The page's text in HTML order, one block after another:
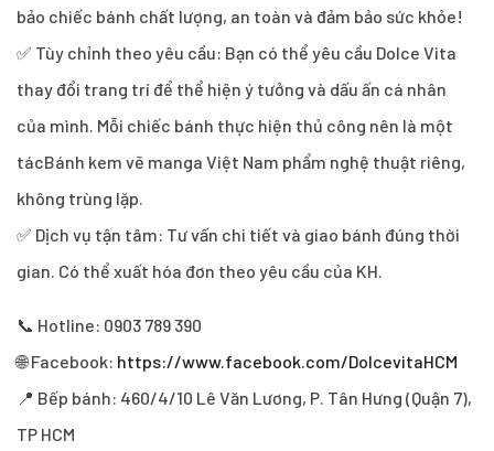
bảo chiếc bánh chất lượng, an toàn và đảm bảo sức khỏe!
✅ Tùy chỉnh theo yêu cầu: Bạn có thể yêu cầu Dolce Vita
thay đổi trang trí để thể hiện ý tưởng và dấu ấn cá nhân
của mình. Mỗi chiếc bánh thực hiện thủ công nên là một
tácBánh kem vẽ manga Việt Nam phẩm nghệ thuật riêng,
không trùng lặp.
✅ Dịch vụ tận tâm: Tư vấn chi tiết và giao bánh đúng thời
gian. Có thể xuất hóa đơn theo yêu cầu của KH.
📞 Hotline: 0903 789 390
🌐 Facebook: https://www.facebook.com/DolcevitaHCM
📍 Bếp bánh: 460/4/10 Lê Văn Lương, P. Tân Hưng (Quận 7),
TP HCM